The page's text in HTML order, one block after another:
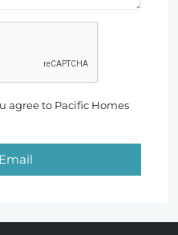
agree to Pacific Homes